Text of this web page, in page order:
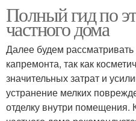
Полный гид по
частного дома
Далее будем
капремонта, так как
значительных затрат и
устранение мелких
отделку внутри помещения.